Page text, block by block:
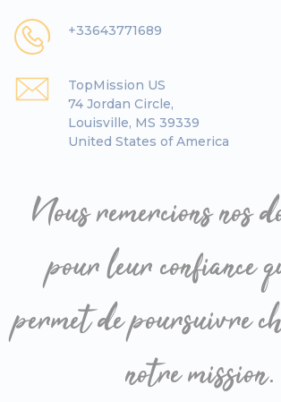
+33643771689
TopMission US
74 Jordan Circle,
Louisville, MS 39339
United States of America
Nous remercions nos
pour leur confiance
permet de poursuivre
notre mission.